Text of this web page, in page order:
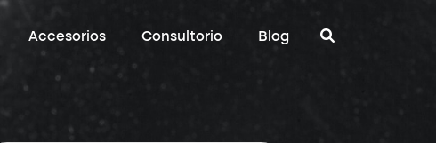
Accesorios Consultorio Blog